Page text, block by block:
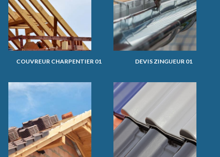
COUVREUR CHARPENTIER 01 DEVIS ZINGUEUR 01